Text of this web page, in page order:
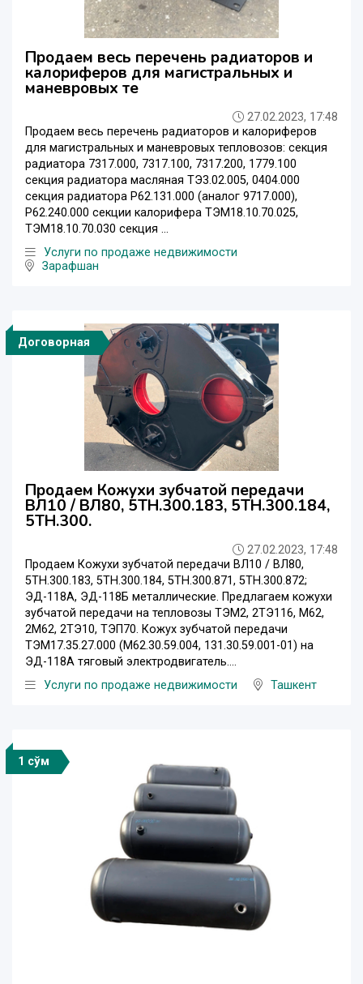
Продаем весь перечень радиаторов и
калориферов для магистральных и
маневровых те
27.02.2023, 17:48
Продаем весь перечень радиаторов и калориферов
для магистральных и маневровых тепловозов: секция
радиатора 7317.000, 7317.100, 7317.200, 1779.100
секция радиатора масляная ТЭ3.02.005, 0404.000
секция радиатора Р62.131.000 (аналог 9717.000),
Р62.240.000 секции калорифера ТЭМ18.10.70.025,
ТЭМ18.10.70.030 секция ...
Услуги по продаже недвижимости
Зарафшан
Договорная
Продаем Кожухи зубчатой передачи
ВЛ10 / ВЛ80, 5ТН.300.183, 5ТН.300.184,
5ТН.300.
27.02.2023, 17:48
Продаем Кожухи зубчатой передачи ВЛ10 / ВЛ80,
5ТН.300.183, 5ТН.300.184, 5ТН.300.871, 5ТН.300.872;
ЭД-118А, ЭД-118Б металлические. Предлагаем кожухи
зубчатой передачи на тепловозы ТЭМ2, 2ТЭ116, М62,
2М62, 2ТЭ10, ТЭП70. Кожух зубчатой передачи
ТЭМ17.35.27.000 (М62.30.59.004, 131.30.59.001-01) на
ЭД-118А тяговый электродвигатель....
Услуги по продаже недвижимости
Ташкент
1 сўм